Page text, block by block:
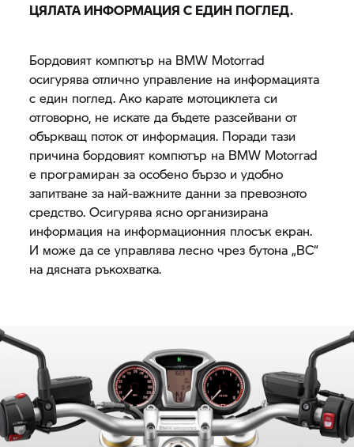
ЦЯЛАТА ИНФОРМАЦИЯ С ЕДИН ПОГЛЕД.
Бордовият компютър на BMW Motorrad
осигурява отлично управление на информацията
с един поглед. Ако карате мотоциклета си
отговорно, не искате да бъдете разсейвани от
объркващ поток от информация. Поради тази
причина бордовият компютър на BMW Motorrad
е програмиран за особено бързо и удобно
запитване за най-важните данни за превозното
средство. Осигурява ясно организирана
информация на информационния плосък екран.
И може да се управлява лесно чрез бутона „BC“
на дясната ръкохватка.